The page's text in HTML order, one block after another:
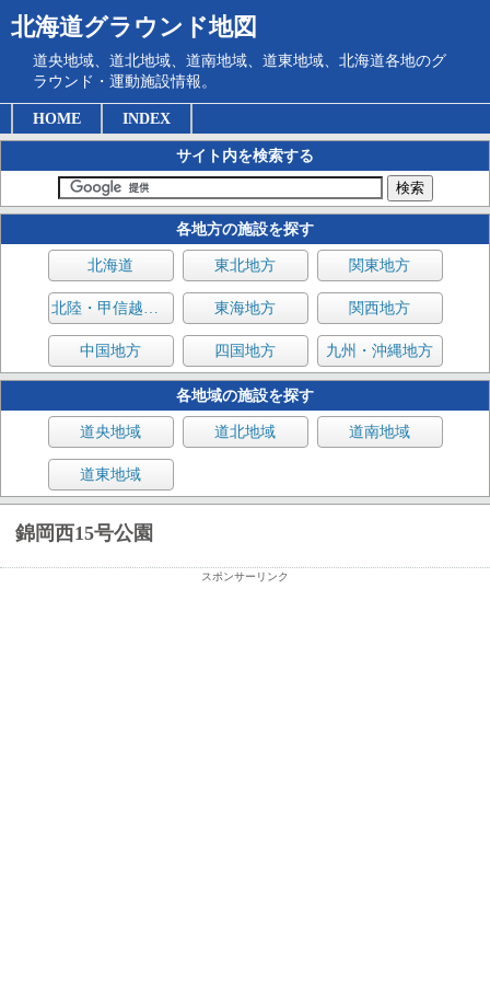
北海道グラウンド地図
道央地域、道北地域、道南地域、道東地域、北海道各地のグ
ラウンド・運動施設情報。
HOME INDEX
サイト内を検索する
各地方の施設を探す
北海道 東北地方 関東地方
北陸・甲信越地方 東海地方 関西地方
中国地方 四国地方 九州・沖縄地方
各地域の施設を探す
道央地域 道北地域 道南地域
道東地域
錦岡西15号公園
スポンサーリンク